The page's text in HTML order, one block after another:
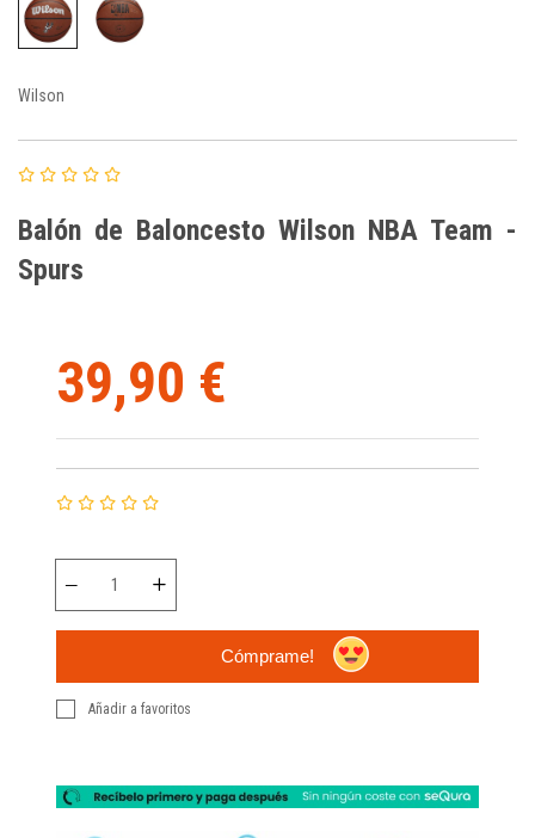
Wilson
Balón de Baloncesto Wilson NBA Team -
Spurs
39,90 €
Cómprame!
Añadir a favoritos